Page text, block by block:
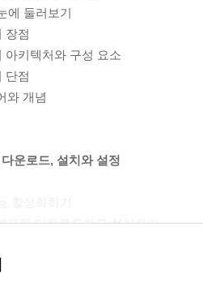
에 둘러보기
장점
아키텍처와 구성 요소
단점
와 개념
운로드, 설치와 설정
포판 다운로드하고 설치하기
정 구성 및 관리하기